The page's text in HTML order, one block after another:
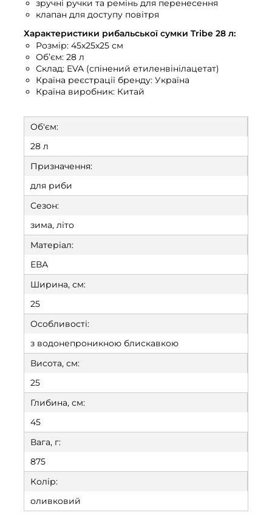
зручні ручки та ремінь для перенесення
клапан для доступу повітря
Характеристики рибальської сумки Tribe 28 л:
Розмір: 45х25х25 см
Об’єм: 28 л
Склад: EVA (спінений етиленвінілацетат)
Країна реєстрації бренду: Україна
Країна виробник: Китай
Об'єм:
28 л
Призначення:
для риби
Сезон:
зима, літо
Матеріал:
ЕВА
Ширина, см:
25
Особливості:
з водонепроникною блискавкою
Висота, см:
25
Глибина, см:
45
Вага, г:
875
Колір:
оливковий